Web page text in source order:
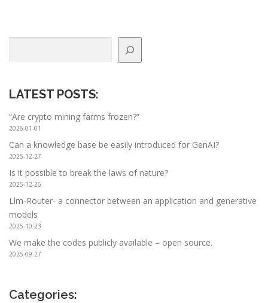
LATEST POSTS:
“Are crypto mining farms frozen?”
2026-01-01
Can a knowledge base be easily introduced for GenAI?
2025-12-27
Is it possible to break the laws of nature?
2025-12-26
Llm-Router- a connector between an application and generative
models
2025-10-23
We make the codes publicly available – open source.
2025-09-27
Categories: